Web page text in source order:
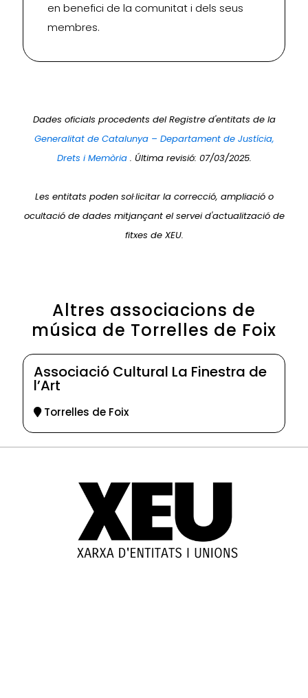
en benefici de la comunitat i dels seus
membres.
Dades oficials procedents del Registre d'entitats de la
Generalitat de Catalunya – Departament de Justícia,
Drets i Memòria . Última revisió: 07/03/2025.
Les entitats poden sol·licitar la correcció, ampliació o
ocultació de dades mitjançant el servei d'actualització de
fitxes de XEU.
Altres associacions de
música de Torrelles de Foix
Associació Cultural La Finestra de
l’Art
Torrelles de Foix